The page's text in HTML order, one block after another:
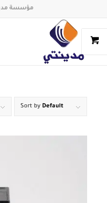
مؤسسة
Sort byDefault